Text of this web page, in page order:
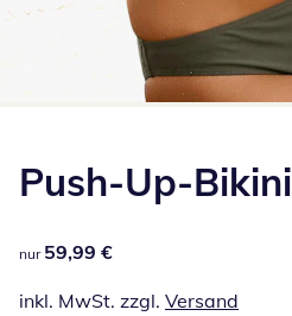
Push-Up-Bikini
59,99 €
nur 59,99 €
inkl. MwSt. zzgl. Versand